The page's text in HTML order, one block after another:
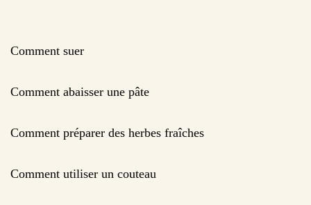
Comment suer
Comment abaisser une pâte
Comment préparer des herbes fraîches
Comment utiliser un couteau